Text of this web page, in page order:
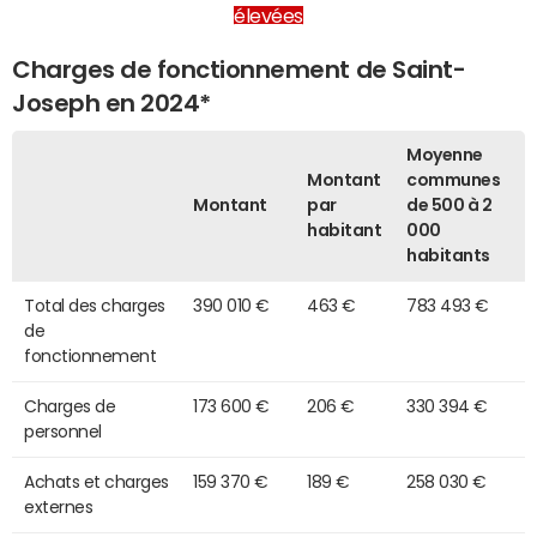
élevées
Charges de fonctionnement de Saint-
Joseph en 2024*
Montant
Montant
par
habitant
Moyenne
communes
de 500 à 2
000
habitants
Total des charges
de
fonctionnement
390 010 € 463 € 783 493 €
Charges de
personnel
173 600 € 206 € 330 394 €
Achats et charges
externes
159 370 € 189 € 258 030 €